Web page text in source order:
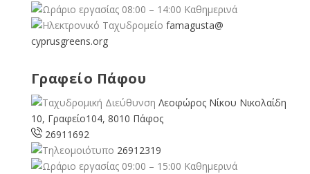
08:00 – 14:00 Καθημερινά
famagusta@
cyprusgreens.org
Γραφείο Πάφου
Λεοφώρος Νίκου Νικολαίδη
10, Γραφείο104, 8010 Πάφος
26911692
26912319
09:00 – 15:00 Καθημερινά